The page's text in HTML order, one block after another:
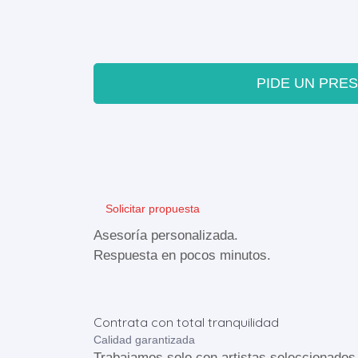
Solicitar propuesta
Asesoría personalizada.
Respuesta en pocos minutos.
Contrata con total tranquilidad
Calidad garantizada
PIDE UN